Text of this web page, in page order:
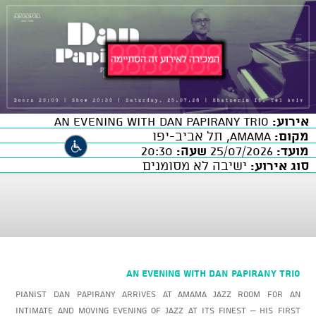
אירוע:
מקום:
מועד:
שעה:
סוג אירוע: ישיבה לא מסומנים
An Evening with DAN PAPIRANY Trio
Pianist Dan Papirany arrives at AMAMA Jazz Room for an
intimate and moving evening of jazz at its finest – his first